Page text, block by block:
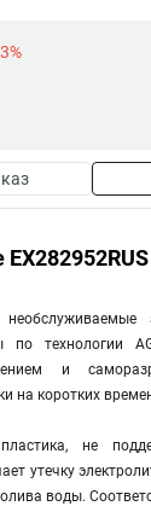
необслуживаемые
по технологии
и
на коротких
не
утечку
воды.